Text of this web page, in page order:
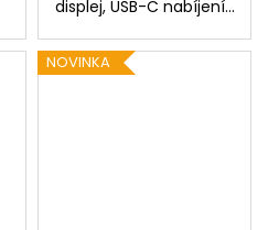
displej, USB-C nabíjení...
NOVINKA